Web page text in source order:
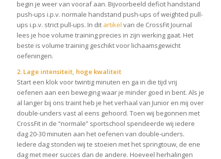
begin je weer van vooraf aan. Bijvoorbeeld deficit handstand
push-ups i.p.v. normale handstand push-ups of weighted pull-
ups i.p.v. strict pull-ups. In dit artikel van de CrossFit Journal
lees je hoe volume training precies in zijn werking gaat. Het
beste is volume training geschikt voor lichaamsgewicht
oefeningen.
2. Lage intensiteit, hoge kwaliteit
Start een klok voor twintig minuten en ga in die tijd vrij
oefenen aan een beweging waar je minder goed in bent. Als je
al langer bij ons traint heb je het verhaal van Junior en mij over
double-unders vast al eens gehoord. Toen wij begonnen met
CrossFit in de “normale” sportschool spendeerde wij iedere
dag 20-30 minuten aan het oefenen van double-unders.
Iedere dag stonden wij te stoeien met het springtouw, de ene
dag met meer succes dan de andere. Hoeveel herhalingen